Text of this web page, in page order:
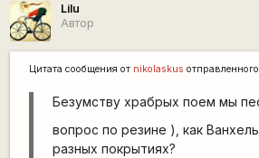
Lilu
Автор
Цитата сообщения от nikolaskus отправленного
Безумству храбрых поем мы
вопрос по резине ), как
разных покрытиях?